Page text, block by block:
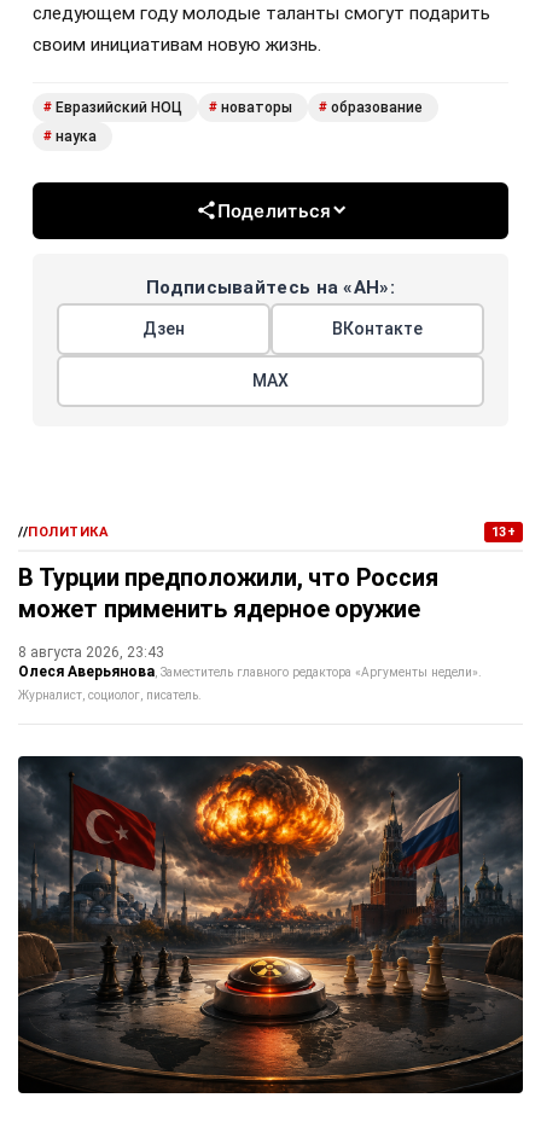
следующем году молодые таланты смогут подарить
своим инициативам новую жизнь.
# Евразийский НОЦ # новаторы # образование
# наука
Поделиться
Подписывайтесь на «АН»:
Дзен ВКонтакте
МАХ
//ПОЛИТИКА 13+
В Турции предположили, что Россия
может применить ядерное оружие
8 августа 2026, 23:43
Олеся Аверьянова Заместитель главного редактора «Аргументы недели».
Журналист, социолог, писатель.